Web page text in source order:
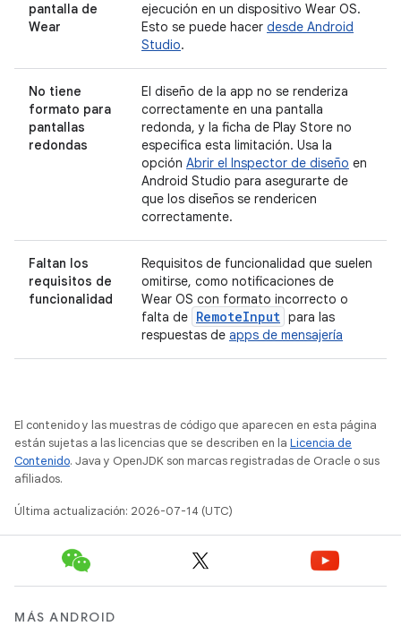
pantalla de
Wear
ejecución en un dispositivo Wear OS.
Esto se puede hacer desde Android
Studio.
No tiene
formato para
pantallas
redondas
El diseño de la app no se renderiza
correctamente en una pantalla
redonda, y la ficha de Play Store no
especifica esta limitación. Usa la
opción Abrir el Inspector de diseño en
Android Studio para asegurarte de
que los diseños se rendericen
correctamente.
Faltan los
requisitos de
funcionalidad
Requisitos de funcionalidad que suelen
omitirse, como notificaciones de
Wear OS con formato incorrecto o
falta de RemoteInput para las
respuestas de apps de mensajería
El contenido y las muestras de código que aparecen en esta página
están sujetas a las licencias que se describen en la Licencia de
Contenido. Java y OpenJDK son marcas registradas de Oracle o sus
afiliados.
Última actualización: 2026-07-14 (UTC)
MÁS ANDROID